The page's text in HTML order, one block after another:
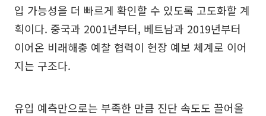
입 가능성을 더 빠르게 확인할 수 있도록 고도화할 계
획이다. 중국과 2001년부터, 베트남과 2019년부터
이어온 비래해충 예찰 협력이 현장 예보 체계로 이어
지는 구조다.
유입 예측만으로는 부족한 만큼 진단 속도도 끌어올